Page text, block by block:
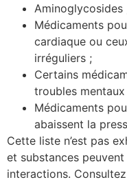
Aminoglycosides
Médicaments
cardiaque ou
irréguliers ;
Certains
troubles
Médicaments
abaissent la
Cette liste n’est pas
et substances
interactions.